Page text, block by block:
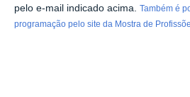
pelo e-mail indicado acima. Também é
programação pelo site da Mostra de